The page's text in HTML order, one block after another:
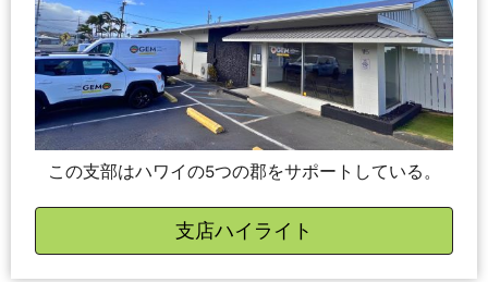
この支部はハワイの5つの郡をサポートしている。
支店ハイライト